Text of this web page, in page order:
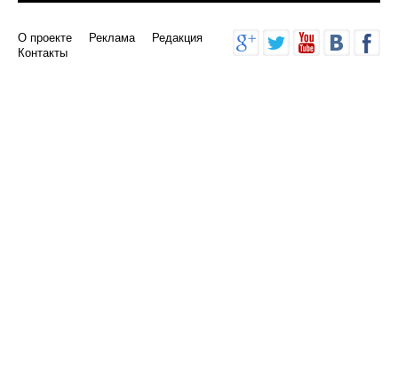
О проекте Реклама
Редакция
Контакты